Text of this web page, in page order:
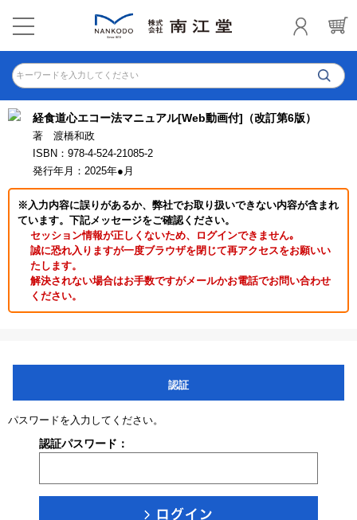
キーワードを入力してください
経食道心エコー法マニュアル[Web動画付]（改訂第6版）
著 渡橋和政
ISBN：978-4-524-21085-2
発行年月：2025年●月
※入力内容に誤りがあるか、弊社でお取り扱いできない内容が含まれ
ています。下記メッセージをご確認ください。
セッション情報が正しくないため、ログインできません｡
誠に恐れ入りますが一度ブラウザを閉じて再アクセスをお願いい
たします。
解決されない場合はお手数ですがメールかお電話でお問い合わせ
ください。
認証
パスワードを入力してください。
認証パスワード：